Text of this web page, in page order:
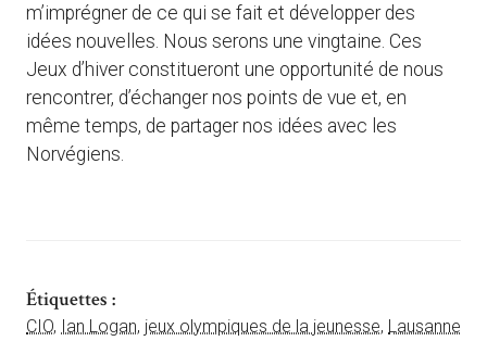
m’imprégner de ce qui se fait et développer des
idées nouvelles. Nous serons une vingtaine. Ces
Jeux d’hiver constitueront une opportunité de nous
rencontrer, d’échanger nos points de vue et, en
même temps, de partager nos idées avec les
Norvégiens.
Étiquettes :
CIO, Ian Logan, jeux olympiques de la jeunesse, Lausanne